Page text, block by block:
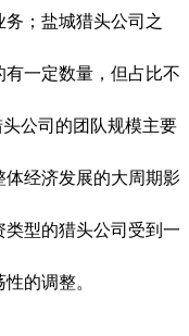
；盐城猎头公司之
有一定数量，但占比不
公司的团队规模主要
体经济发展的大周期影
型的猎头公司受到一
的调整。